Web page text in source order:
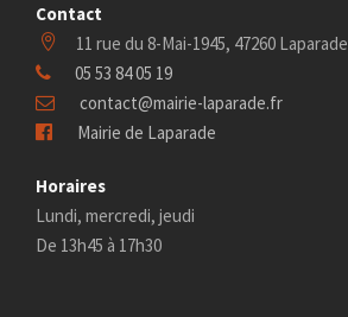
Contact
11 rue du 8-Mai-1945, 47260 Laparade
05 53 84 05 19
contact@mairie-laparade.fr
Mairie de Laparade
Horaires
Lundi, mercredi, jeudi
De 13h45 à 17h30